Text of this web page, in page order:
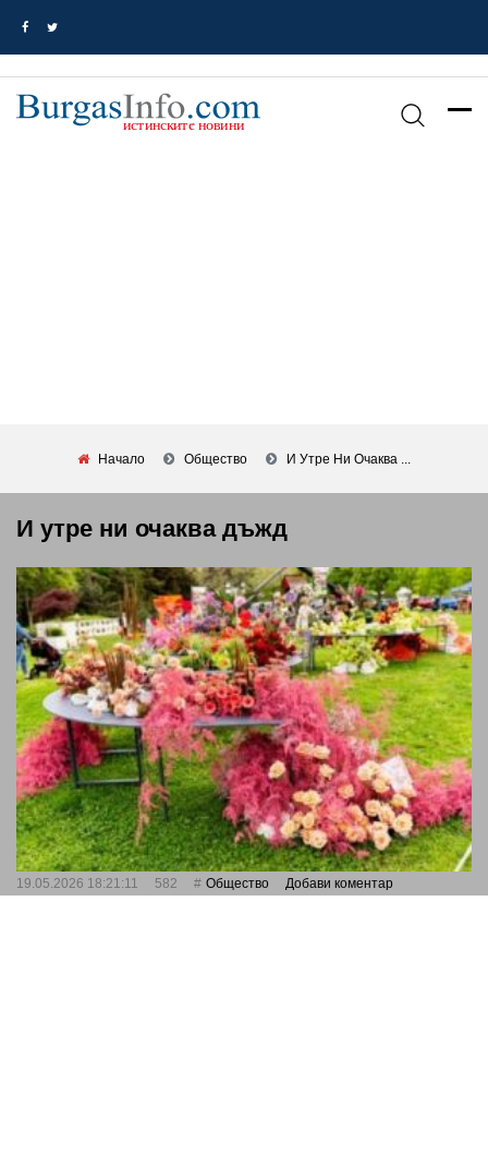
Начало Общество И Утре Ни Очаква ...
И утре ни очаква дъжд
19.05.2026 18:21:11 582 Общество Добави коментар